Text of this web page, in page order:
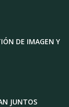
DE IMAGEN Y
JUNTOS